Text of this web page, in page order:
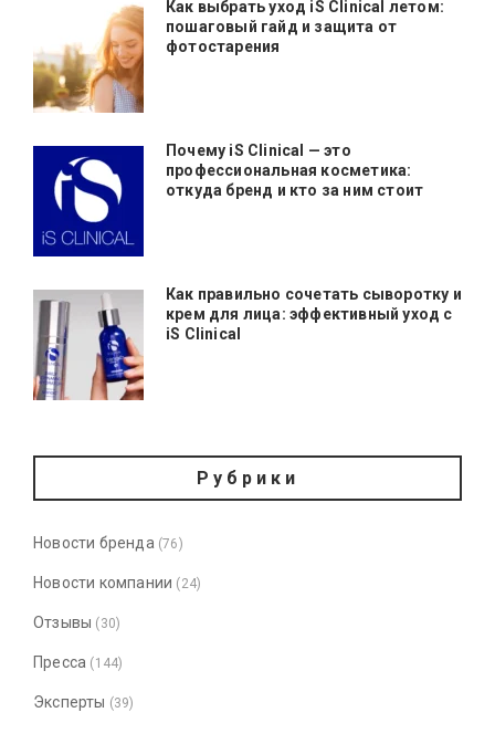
Как выбрать уход iS Clinical летом:
пошаговый гайд и защита от
фотостарения
Почему iS Clinical — это
профессиональная косметика:
откуда бренд и кто за ним стоит
Как правильно сочетать сыворотку и
крем для лица: эффективный уход с
iS Clinical
Рубрики
Новости бренда (76)
Новости компании (24)
Отзывы (30)
Пресса (144)
Эксперты (39)